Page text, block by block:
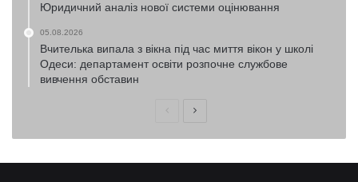
Юридичний аналіз нової системи оцінювання
05.08.2026
Вчителька випала з вікна під час миття вікон у школі
Одеси: департамент освіти розпочне службове
вивчення обставин
ПопередняНаступна